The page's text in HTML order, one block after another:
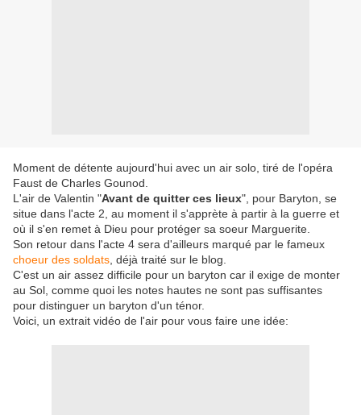
Moment de détente aujourd'hui avec un air solo, tiré de l'opéra
Faust de Charles Gounod.
L'air de Valentin "Avant de quitter ces lieux", pour Baryton, se
situe dans l'acte 2, au moment il s'apprète à partir à la guerre et
où il s'en remet à Dieu pour protéger sa soeur Marguerite.
Son retour dans l'acte 4 sera d'ailleurs marqué par le fameux
choeur des soldats , déjà traité sur le blog.
C'est un air assez difficile pour un baryton car il exige de monter
au Sol, comme quoi les notes hautes ne sont pas suffisantes
pour distinguer un baryton d'un ténor.
Voici, un extrait vidéo de l'air pour vous faire une idée: